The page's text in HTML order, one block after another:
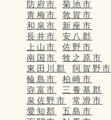
防府市
菊池市
青梅市
敦賀市
和泉市
新座市
長井市
安八郡
上山市
佐野市
南国市
牧之原市
東田川郡
阿賀野市
輪島市
柏崎市
弥富市
三養基郡
泉佐野市
常滑市
愛知郡
五島市